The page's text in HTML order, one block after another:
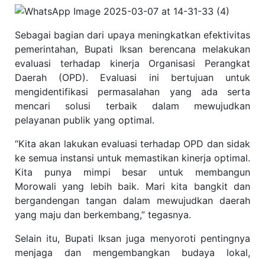
Sebagai bagian dari upaya meningkatkan efektivitas
pemerintahan, Bupati Iksan berencana melakukan
evaluasi terhadap kinerja Organisasi Perangkat
Daerah (OPD). Evaluasi ini bertujuan untuk
mengidentifikasi permasalahan yang ada serta
mencari solusi terbaik dalam mewujudkan
pelayanan publik yang optimal.
“Kita akan lakukan evaluasi terhadap OPD dan sidak
ke semua instansi untuk memastikan kinerja optimal.
Kita punya mimpi besar untuk membangun
Morowali yang lebih baik. Mari kita bangkit dan
bergandengan tangan dalam mewujudkan daerah
yang maju dan berkembang,” tegasnya.
Selain itu, Bupati Iksan juga menyoroti pentingnya
menjaga dan mengembangkan budaya lokal,